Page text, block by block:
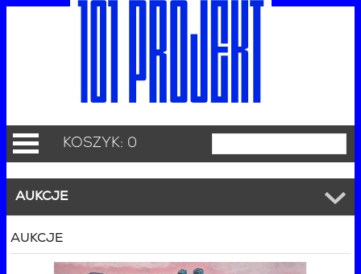
KOSZYK: 0
AUKCJE
AUKCJE